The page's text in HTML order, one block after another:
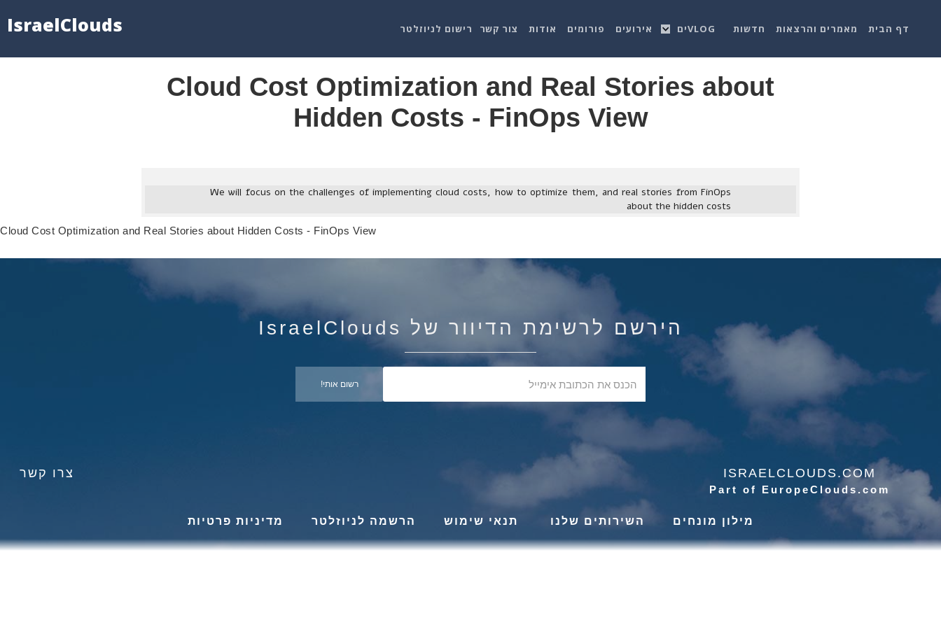
IsraelClouds דף הבית מאמרים והרצאות חדשות VLOGים אירועים פורומים אודות צור קשר רישום לניוזלטר
Cloud Cost Optimization and Real Stories about
Hidden Costs - FinOps View
We will focus on the challenges of implementing cloud costs, how to optimize them, and real stories from FinOps
about the hidden costs
Cloud Cost Optimization and Real Stories about Hidden Costs - FinOps View
הירשם לרשימת הדיוור של IsraelClouds
ISRAELCLOUDS.COM
Part of EuropeClouds.com
צרו קשר
מילון מונחים השירותים שלנו תנאי שימוש הרשמה לניוזלטר מדיניות פרטיות